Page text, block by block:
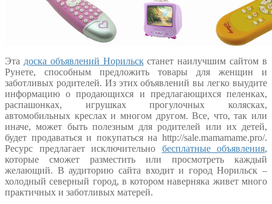
Эта доска объявлений Норильскстанет наилучшим сайтом в
Рунете, способным предложить товары для женщин и
заботливых родителей. Из этих объявлений вы легко выудите
информацию о продающихся и предлагающихся пеленках,
распашонках, игрушках прогулочных колясках,
автомобильных креслах и многом другом. Все, что, так или
иначе, может быть полезным для родителей или их детей,
будет продаваться и покупаться на http://sale.mamamame.pro/.
Ресурс предлагает исключительно бесплатные объявления,
которые сможет разместить или просмотреть каждый
желающий. В аудиторию сайта входит и город Норильск –
холодный северный город, в котором наверняка живет много
практичных и заботливых матерей.